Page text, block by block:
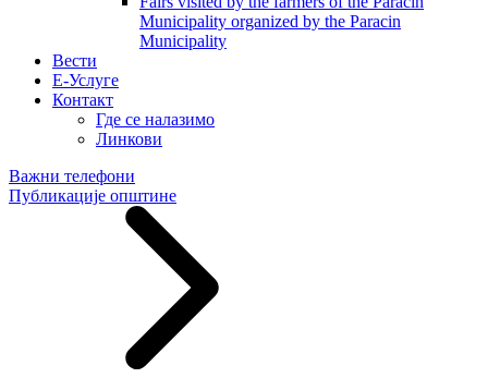
Municipality organized by the Paracin
Municipality
Вести
E-Услуге
Контакт
Где се налазимо
Линкови
Важни телефони
Публикације општине